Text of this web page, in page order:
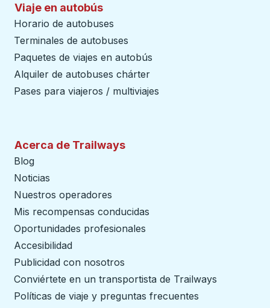
Viaje en autobús
Horario de autobuses
Terminales de autobuses
Paquetes de viajes en autobús
Alquiler de autobuses chárter
Pases para viajeros / multiviajes
Acerca de Trailways
Blog
Noticias
Nuestros operadores
Mis recompensas conducidas
Oportunidades profesionales
Accesibilidad
Publicidad con nosotros
Conviértete en un transportista de Trailways
Políticas de viaje y preguntas frecuentes